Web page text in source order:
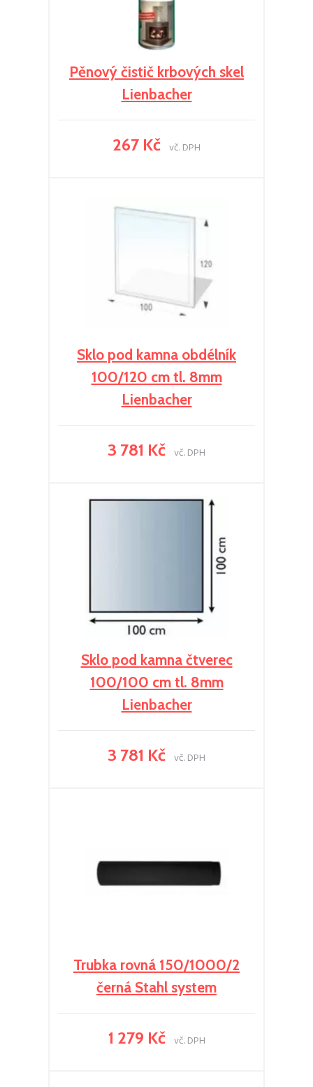
Pěnový čistič krbových skel
Lienbacher
267 Kč vč. DPH
Sklo pod kamna obdélník
100/120 cm tl. 8mm
Lienbacher
3 781 Kč vč. DPH
Sklo pod kamna čtverec
100/100 cm tl. 8mm
Lienbacher
3 781 Kč vč. DPH
Trubka rovná 150/1000/2
černá Stahl system
1 279 Kč vč. DPH